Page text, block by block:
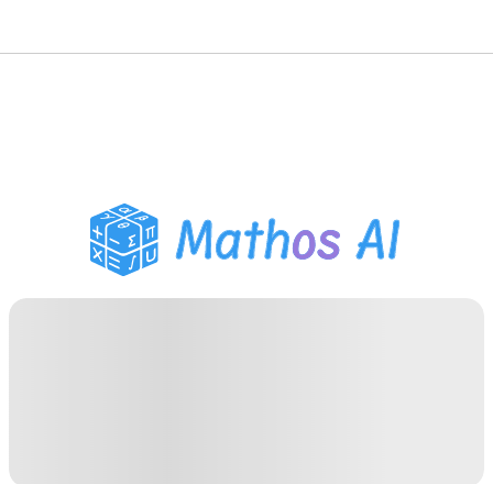
Помощник по домашним
заданиям PDF
Инструменты для